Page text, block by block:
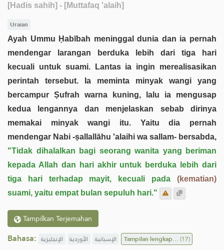
[Hadis sahih] - [Muttafaq 'alaih]
Uraian
Ayah Ummu Ḥabībah meninggal dunia dan ia pernah
mendengar larangan berduka lebih dari tiga hari
kecuali untuk suami. Lantas ia ingin merealisasikan
perintah tersebut. Ia meminta minyak wangi yang
bercampur Ṣufrah warna kuning, lalu ia mengusap
kedua lengannya dan menjelaskan sebab dirinya
memakai minyak wangi itu. Yaitu dia pernah
mendengar Nabi -ṣallallāhu 'alaihi wa sallam- bersabda,
"Tidak dihalalkan bagi seorang wanita yang beriman
kepada Allah dan hari akhir untuk berduka lebih dari
tiga hari terhadap mayit, kecuali pada (kematian)
suami, yaitu empat bulan sepuluh hari."
Tampilkan Terjemahan
Bahasa: الإنجليزية الأوردية الإسبانية Tampilan lengkap...(17)